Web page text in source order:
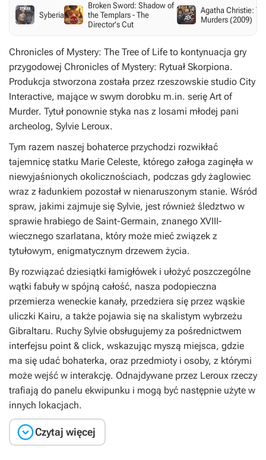
Syberia
Broken Sword: Shadow of
the Templars - The
Director's Cut
Agatha Christie:
Murders (2009)
Chronicles of Mystery: The Tree of Life to kontynuacja gry
przygodowej Chronicles of Mystery: Rytuał Skorpiona.
Produkcja stworzona została przez rzeszowskie studio City
Interactive, mające w swym dorobku m.in. serię Art of
Murder. Tytuł ponownie styka nas z losami młodej pani
archeolog, Sylvie Leroux.
Tym razem naszej bohaterce przychodzi rozwikłać
tajemnicę statku Marie Celeste, którego załoga zaginęła w
niewyjaśnionych okolicznościach, podczas gdy żaglowiec
wraz z ładunkiem pozostał w nienaruszonym stanie. Wśród
spraw, jakimi zajmuje się Sylvie, jest również śledztwo w
sprawie hrabiego de Saint-Germain, znanego XVIII-
wiecznego szarlatana, który może mieć związek z
tytułowym, enigmatycznym drzewem życia.
By rozwiązać dziesiątki łamigłówek i ułożyć poszczególne
wątki fabuły w spójną całość, nasza podopieczna
przemierza weneckie kanały, przedziera się przez wąskie
uliczki Kairu, a także pojawia się na skalistym wybrzeżu
Gibraltaru. Ruchy Sylvie obsługujemy za pośrednictwem
interfejsu point & click, wskazując myszą miejsca, gdzie
ma się udać bohaterka, oraz przedmioty i osoby, z którymi
może wejść w interakcję. Odnajdywane przez Leroux rzeczy
trafiają do panelu ekwipunku i mogą być następnie użyte w
innych lokacjach.
Czytaj więcej